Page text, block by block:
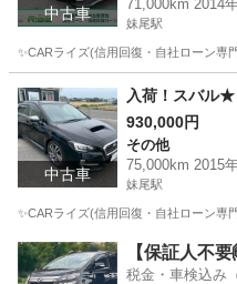
中古車
71,000km 2014
妹尾駅
✨CARライズ(信用回復・自社ローン
岡山 岡山市 妹尾駅 エル
中古車
入荷！スバル★
930,000円
その他
75,000km 2015
妹尾駅
✨CARライズ(信用回復・自社ローン
岡山 岡山市 妹尾駅 その
【保証人不
税金・車検込み